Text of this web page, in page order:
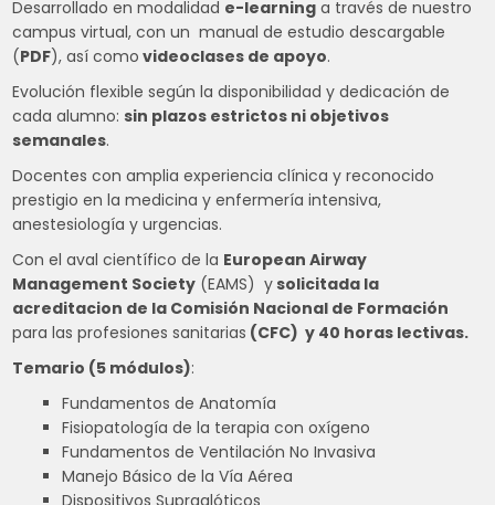
Desarrollado en modalidad e-learning a través de nuestro
campus virtual, con un manual de estudio descargable
(PDF), así como videoclases de apoyo.
Evolución flexible según la disponibilidad y dedicación de
cada alumno:sin plazos estrictos ni objetivos
semanales.
Docentes con amplia experiencia clínica y reconocido
prestigio en la medicina y enfermería intensiva,
anestesiología y urgencias.
Con el aval científico de la European Airway
Management Society (EAMS) ysolicitada la
acreditacion de la Comisión Nacional de Formación
para las profesiones sanitarias (CFC) y 40 horas lectivas.
Temario (5 módulos):
Fundamentos de Anatomía
Fisiopatología de la terapia con oxígeno
Fundamentos de Ventilación No Invasiva
Manejo Básico de la Vía Aérea
Dispositivos Supraglóticos